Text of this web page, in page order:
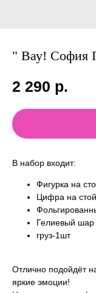
" Вау! София
2 290 р.
В набор входит:
Фигурка на
Цифра на
Гелиевый шар
груз-1шт
Отлично подойдёт
яркие эмоции!